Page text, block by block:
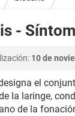
-
10 de
el
la laringe,
de la